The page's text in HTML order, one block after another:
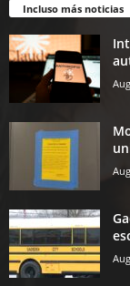
Incluso más noticias